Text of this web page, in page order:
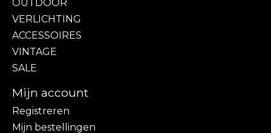
OUTDOOR
VERLICHTING
ACCESSOIRES
VINTAGE
SALE
Mijn account
Registreren
Mijn bestellingen